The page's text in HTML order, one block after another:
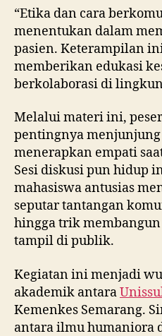
Melalui materi ini,
pentingnya
menerapkan empati
Sesi diskusi pun hidup
mahasiswa antusias
hingga trik membangun
tampil di publik.
Kegiatan ini menjadi
akademik antara
Kemenkes Semarang.
antara ilmu humaniora
diharapkan mampu
juga berkarakter kuat